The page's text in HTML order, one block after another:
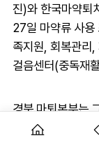
진)와 한국마약퇴
27일 마약류 사용
족지원, 회복관리
걸음센터(중독재
경북 마퇴본부는
을 대상으로 약사